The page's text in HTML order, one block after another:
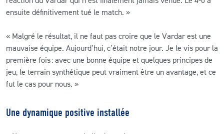
ensuite définitivement tué le match. »
« Malgré le résultat, il ne faut pas croire que le Vardar est une
mauvaise équipe. Aujourd’hui, c’était notre jour. Je le vis pour la
première fois : avec une bonne équipe et quelques principes de
jeu, le terrain synthétique peut vraiment être un avantage, et ce
fut le cas pour nous. »
Une dynamique positive installée